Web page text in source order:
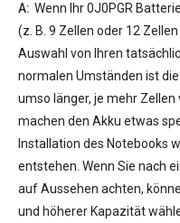
A: Wenn Ihr0J0PGR Batterie
(z. B. 9 Zellen oder 12
Auswahl von Ihren
normalen Umständen ist
umso länger, je mehr
machen den Akku etwas
Installation des Notebooks
entstehen. Wenn Sie nach
auf Aussehen achten,
und höherer Kapazität